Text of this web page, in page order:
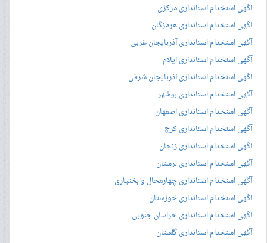
آگهی استخدام استانداری مرکزی
آگهی استخدام استانداری هرمزگان
آگهی استخدام استانداری آذربایجان غربی
آگهی استخدام استانداری ایلام
آگهی استخدام استانداری آذربایجان شرقی
آگهی استخدام استانداری بوشهر
آگهی استخدام استانداری اصفهان
آگهی استخدام استانداری کرج
آگهی استخدام استانداری زنجان
آگهی استخدام استانداری لرستان
آگهی استخدام استانداری چهارمحال و بختیاری
آگهی استخدام استانداری خوزستان
آگهی استخدام استانداری خراسان جنوبی
آگهی استخدام استانداری گلستان